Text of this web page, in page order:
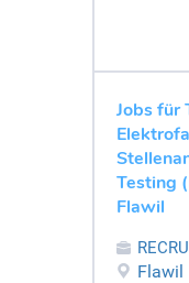
Jobs für
Testing
Flawil
Flawil